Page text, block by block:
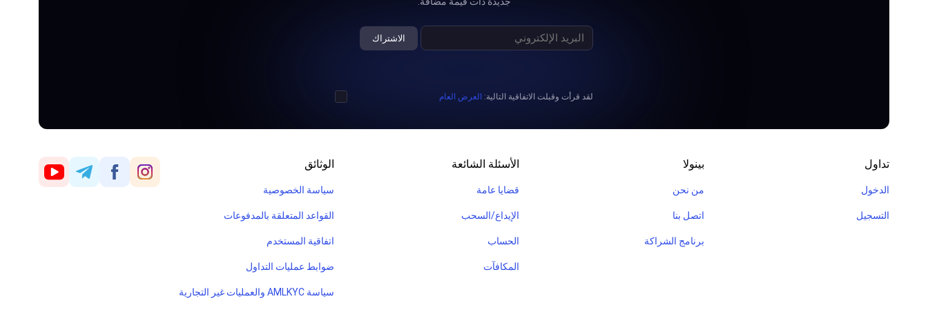
المعلومات المفيدة وسيتمكنون من إنشاء استراتيجياتهم الخاصة.
الاشتراك
لقد قرأت وقبلت الاتفاقية التالية: العرض العام
تداول
الدخول
التسجيل
بينولا
من نحن
اتصل بنا
برنامج الشراكة
الأسئلة الشائعة
قضايا عامة
الإيداع/السحب
الحساب
المكافآت
الوثائق
سياسة الخصوصية
القواعد المتعلقة بالمدفوعات
اتفاقية المستخدم
ضوابط عمليات التداول
سياسة AMLKYC والعمليات غير التجارية